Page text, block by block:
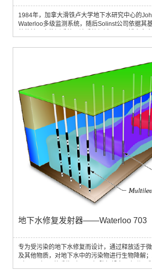
1984年，加拿大滑铁卢大学地下水研究中心的
Waterloo多级监测系统，随后Solinst公司依据其
和污染物的渗透性研究的多级监测系统。该系统
泛，并在美国环保署（EPA）针对资源保护与回
地下水修复发射器——Waterloo 703
专为受污染的地下水修复而设计，通过释放适于
及其他物质，对地下水中的污染物进行生物降解